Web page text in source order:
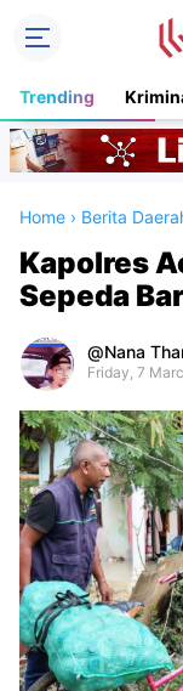
Trending
Home › Berita
Kapolres
Sepeda
Nana
Friday, 7